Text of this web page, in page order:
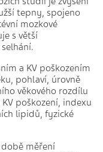
tepny, spojeno
mozkové
s větší
a KV poškozením
pohlaví, úrovně
věkového rozdílu
poškození, indexu
lipidů, fyzické
měření